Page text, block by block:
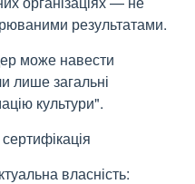
результатами.
може навести
лише загальні
культури".
власність: